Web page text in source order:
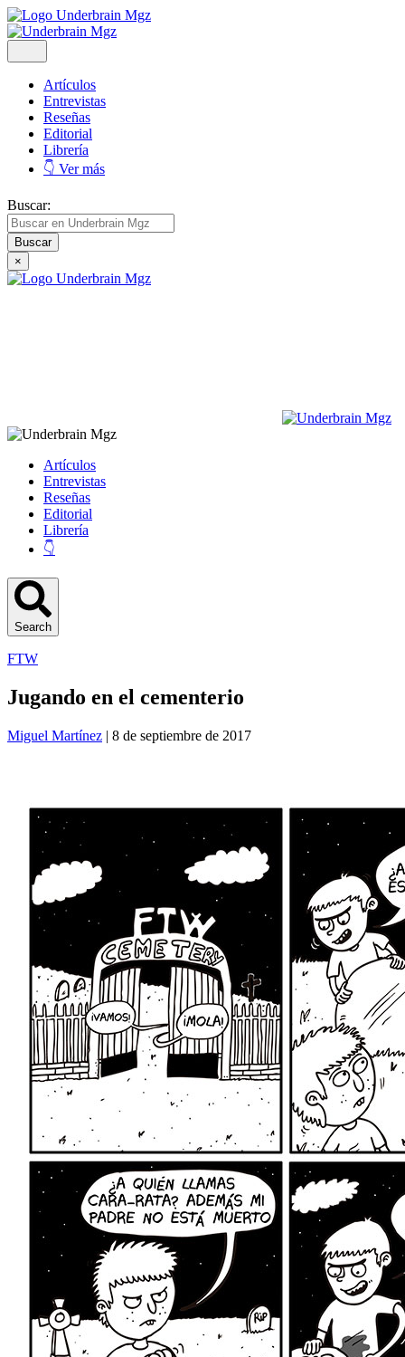
Artículos
Entrevistas
Reseñas
Editorial
Librería
👇 Ver más
Buscar:
×
Artículos
Entrevistas
Reseñas
Editorial
Librería
👇
Search
FTW
Jugando en el cementerio
Miguel Martínez | 8 de septiembre de 2017